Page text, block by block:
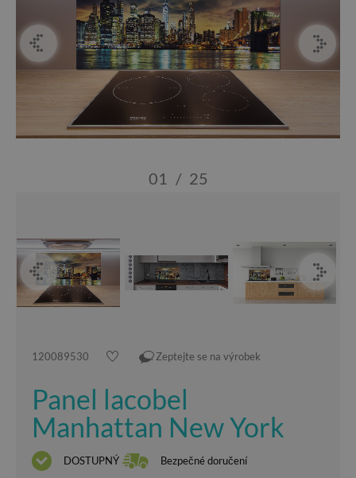
01 / 25
120089530 Zeptejte se na výrobek
Panel lacobel
Manhattan New York
DOSTUPNÝ Bezpečné doručení